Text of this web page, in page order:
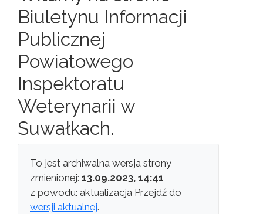
Biuletynu Informacji
Publicznej
Powiatowego
Inspektoratu
Weterynarii w
Suwałkach.
To jest archiwalna wersja strony
zmienionej: 13.09.2023, 14:41
z powodu: aktualizacja Przejdź do
wersji aktualnej.